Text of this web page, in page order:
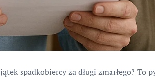
spadkobiercy za długi zmarłego?